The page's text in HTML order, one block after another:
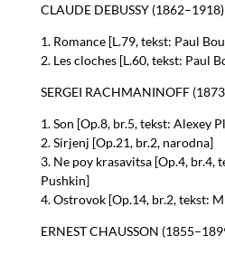
CLAUDE DEBUSSY (1862–1918)
1. Romance [L.79, tekst: Paul
2. Les cloches [L.60, tekst: Paul
SERGEI RACHMANINOFF
1. Son [Op.8, br.5, tekst: Alexey
2. Sirjenj [Op.21, br.2, narodna]
3. Ne poy krasavitsa [Op.4, br.4,
Pushkin]
4. Ostrovok [Op.14, br.2, tekst:
ERNEST CHAUSSON